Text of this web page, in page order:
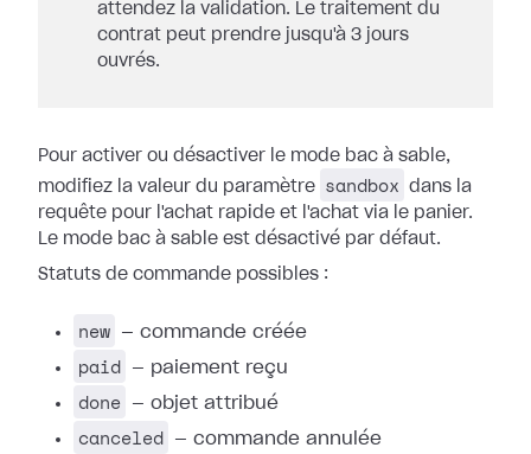
attendez la validation. Le traitement du
contrat peut prendre jusqu'à 3 jours
ouvrés.
Pour activer ou désactiver le mode bac à sable,
modifiez la valeur du paramètre
sandbox
dans la
requête pour l'achat rapide et l'achat via le panier.
Le mode bac à sable est désactivé par défaut.
Statuts de commande possibles :
new — commande créée
paid — paiement reçu
done — objet attribué
canceled — commande annulée